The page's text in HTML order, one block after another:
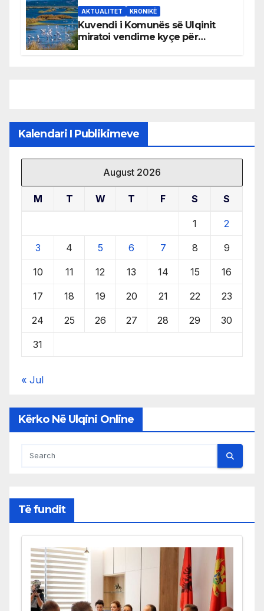
AKTUALITET KRONIKË
Kuvendi i Komunës së Ulqinit
miratoi vendime kyçe për
Kalendari I Publikimeve
August 2026
M T W T F S S
1 2
3 4 5 6 7 8 9
10 11 12 13 14 15 16
17 18 19 20 21 22 23
24 25 26 27 28 29 30
31
« Jul
Kërko Në Ulqini Online
Të fundit